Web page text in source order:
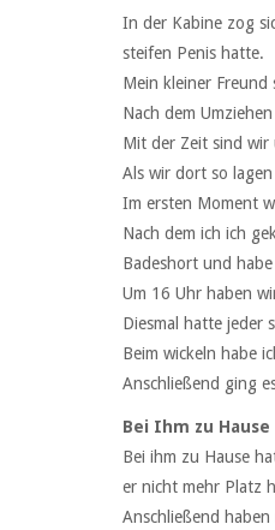
In der Kabine zog
steifen Penis hatte.
Mein kleiner Freund
Nach dem
Mit der Zeit sind wir
Als wir dort so
Im ersten Moment
Nach dem ich ich
Badeshort und
Um 16 Uhr haben
Diesmal hatte jeder
Beim wickeln habe
Anschließend ging
Bei Ihm zu Hause
Bei ihm zu Hause
er nicht mehr Platz
Anschließend